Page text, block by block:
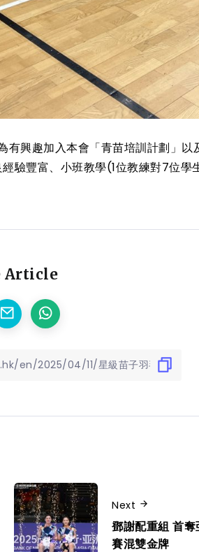
興趣加入本會「青苗培訓計劃」以
驗豐富、小班教學(1位教練對7位學
Article
Next
鄧謝配重組 首
賽混雙金牌